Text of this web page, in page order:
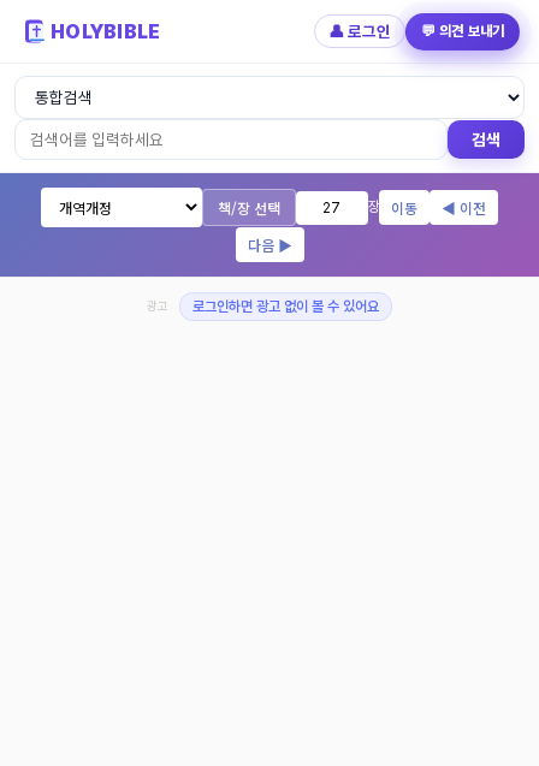
HOLYBIBLE 👤 로그인 💬 의견 보내기
성경읽기 - 개역개정 개역한글 NIV KJV
검색
책/장 선택 장 이동
◀ 이전
다음 ▶
광고 로그인하면 광고 없이 볼 수 있어요